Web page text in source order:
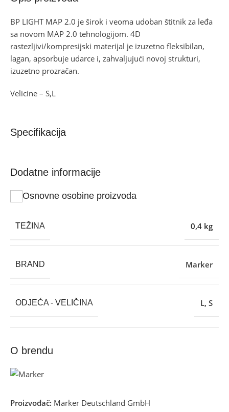
BP LIGHT MAP 2.0 je širok i veoma udoban štitnik za leđa
sa novom MAP 2.0 tehnologijom. 4D
rastezljivi/kompresijski materijal je izuzetno fleksibilan,
lagan, apsorbuje udarce i, zahvaljujući novoj strukturi,
izuzetno prozračan.
Velicine – S,L
Specifikacija
Dodatne informacije
Osnovne osobine proizvoda
TEŽINA 0,4 kg
BRAND Marker
ODJEĆA - VELIČINA L, S
O brendu
Proizvođač: Marker Deutschland GmbH